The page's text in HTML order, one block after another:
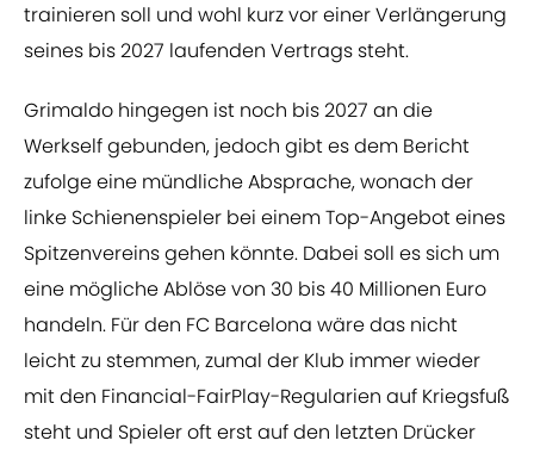
trainieren soll und wohl kurz vor einer Verlängerung
seines bis 2027 laufenden Vertrags steht.
Grimaldo hingegen ist noch bis 2027 an die
Werkself gebunden, jedoch gibt es dem Bericht
zufolge eine mündliche Absprache, wonach der
linke Schienenspieler bei einem Top-Angebot eines
Spitzenvereins gehen könnte. Dabei soll es sich um
eine mögliche Ablöse von 30 bis 40 Millionen Euro
handeln. Für den FC Barcelona wäre das nicht
leicht zu stemmen, zumal der Klub immer wieder
mit den Financial-FairPlay-Regularien auf Kriegsfuß
steht und Spieler oft erst auf den letzten Drücker